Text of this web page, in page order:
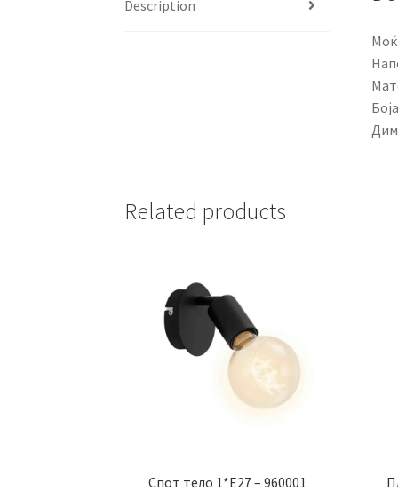
Description
Related products
Спот тело 1*E27 – 960001